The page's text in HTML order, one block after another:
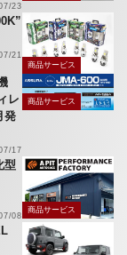
23
21
商品サービス
レ
発
17
商品サービス
型
08
商品サービス